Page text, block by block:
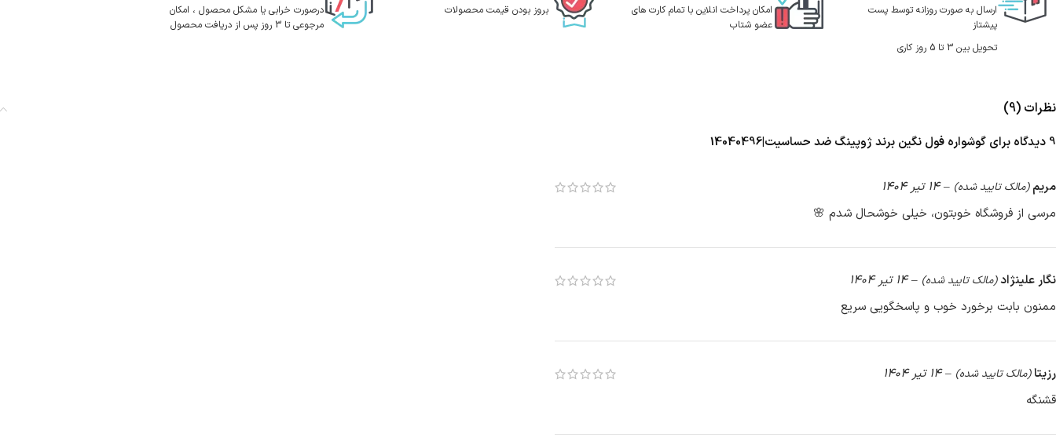
ارسال به صورت روزانه توسط پست
پیشتاز
تحویل بین 3 تا 5 روز کاری
امکان پرداخت انلاین با تمام کارت های
عضو شتاب
بروز بودن قیمت محصولات
درصورت خرابی یا مشکل محصول ، امکان
مرجوعی تا 3 روز پس از دریافت محصول
نظرات (9)
9 دیدگاه برای گوشواره فول نگین برند ژوپینگ ضد حساسیت|14040496
مریم(مالک تایید شده) – 14 تیر 1404
مرسی از فروشگاه خوبتون، خیلی خوشحال شدم 🌸
نگار علینژاد(مالک تایید شده) – 14 تیر 1404
ممنون بابت برخورد خوب و پاسخگویی سریع
رزیتا(مالک تایید شده) – 14 تیر 1404
قشنگه